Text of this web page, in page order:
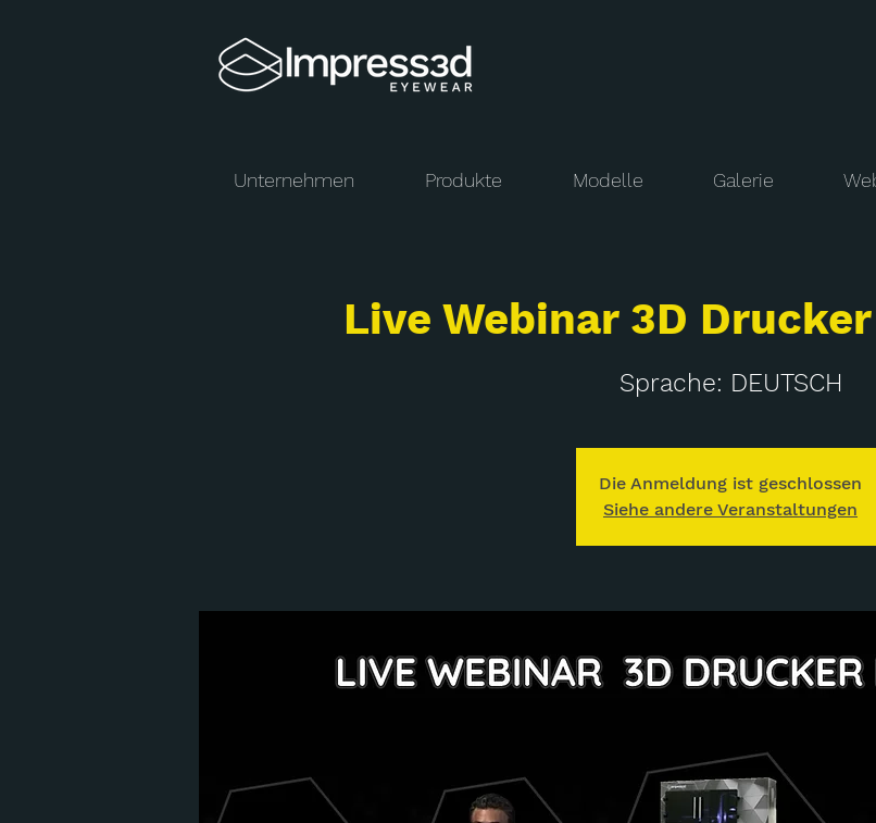
Unternehmen Produkte Modelle Galerie
Live Webinar 3D
Sprache: DEUTSCH
Die Anmeldung ist geschlossen
Siehe andere Veranstaltungen